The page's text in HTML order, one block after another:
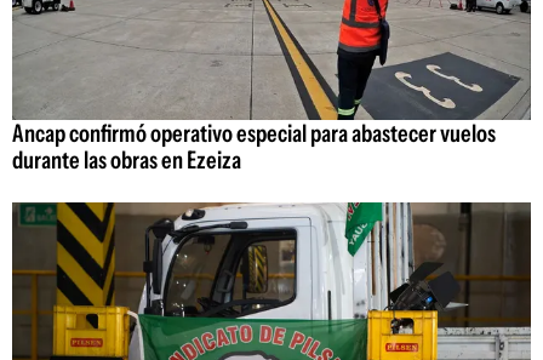
Ancap confirmó operativo especial para abastecer vuelos
durante las obras en Ezeiza